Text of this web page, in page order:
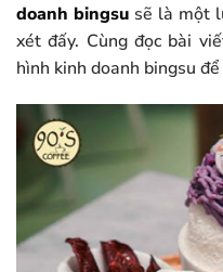
doanh bingsusẽ là một
xét đấy. Cùng đọc bài
hình kinh doanh bingsu